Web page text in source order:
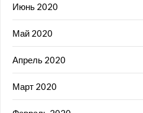
Июнь 2020
Май 2020
Апрель 2020
Март 2020